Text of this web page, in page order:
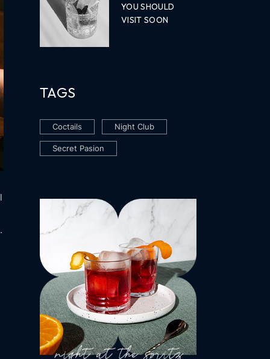
YOU SHOULD
VISIT SOON
TAGS
Coctails Night Club
Secret Pasion